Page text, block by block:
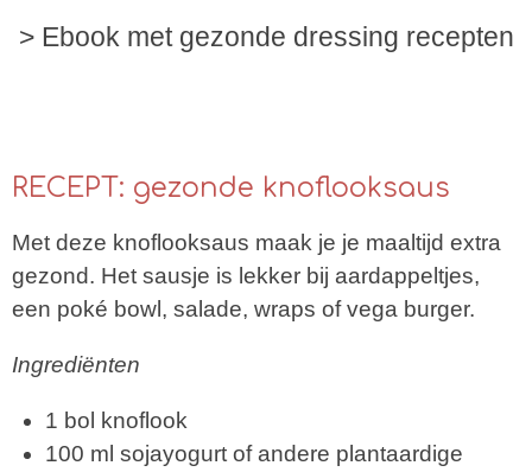
> Ebook met gezonde dressing recepten
RECEPT: gezonde knoflooksaus
Met deze knoflooksaus maak je je maaltijd extra
gezond. Het sausje is lekker bij aardappeltjes,
een poké bowl, salade, wraps of vega burger.
Ingrediënten
1 bol knoflook
100 ml sojayogurt of andere plantaardige